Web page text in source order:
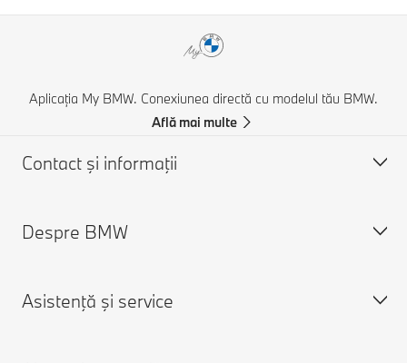
Aplicația My BMW. Conexiunea directă cu modelul tău BMW.
Află mai multe
Contact şi informaţii
Asistență și Contact
Caută un partener BMW
Despre BMW
Despre noi
Asistenţă şi service